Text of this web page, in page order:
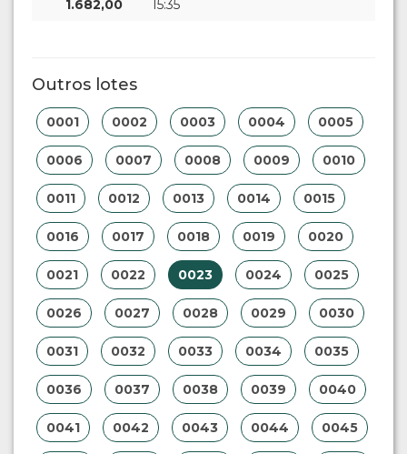
1.682,00 15:35
Outros lotes
0001 0002 0003 0004 0005
0006 0007 0008 0009 0010
0011 0012 0013 0014 0015
0016 0017 0018 0019 0020
0021 0022 0023 0024 0025
0026 0027 0028 0029 0030
0031 0032 0033 0034 0035
0036 0037 0038 0039 0040
0041 0042 0043 0044 0045